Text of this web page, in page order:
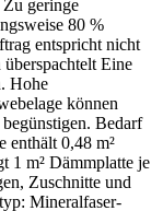
geringe
80 %
entspricht nicht
Eine
Hohe
können
begünstigen. Bedarf
enthält 0,48 m²
1 m² Dämmplatte je
Zuschnitte und
Mineralfaser-